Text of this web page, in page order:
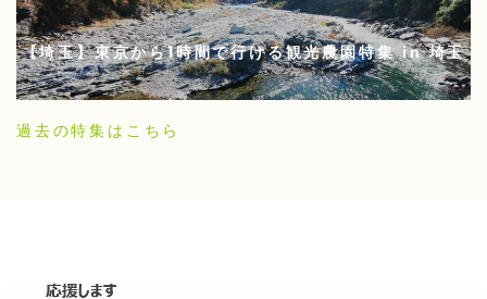
【埼玉】東京から1時間で行ける観光農園特集 in 埼玉
過去の特集はこちら